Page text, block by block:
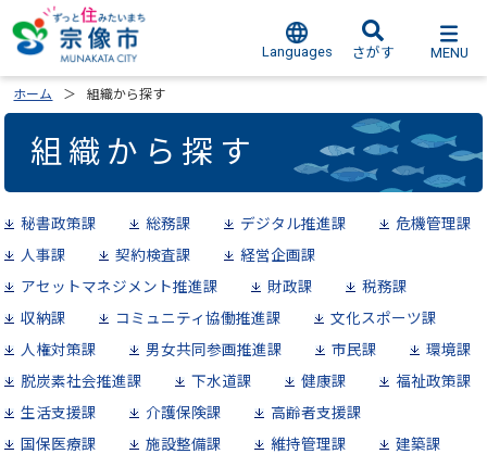
Languages さがす MENU
ホーム 組織から探す
組織から探す
秘書政策課 総務課 デジタル推進課
危機管理課
人事課
契約検査課
経営企画課
アセットマネジメント推進課
財政課
税務課
収納課
コミュニティ協働推進課
文化スポーツ課
人権対策課
男女共同参画推進課 市民課
環境課
脱炭素社会推進課
下水道課 健康課
福祉政策課
生活支援課
介護保険課
高齢者支援課
国保医療課
施設整備課 維持管理課
建築課